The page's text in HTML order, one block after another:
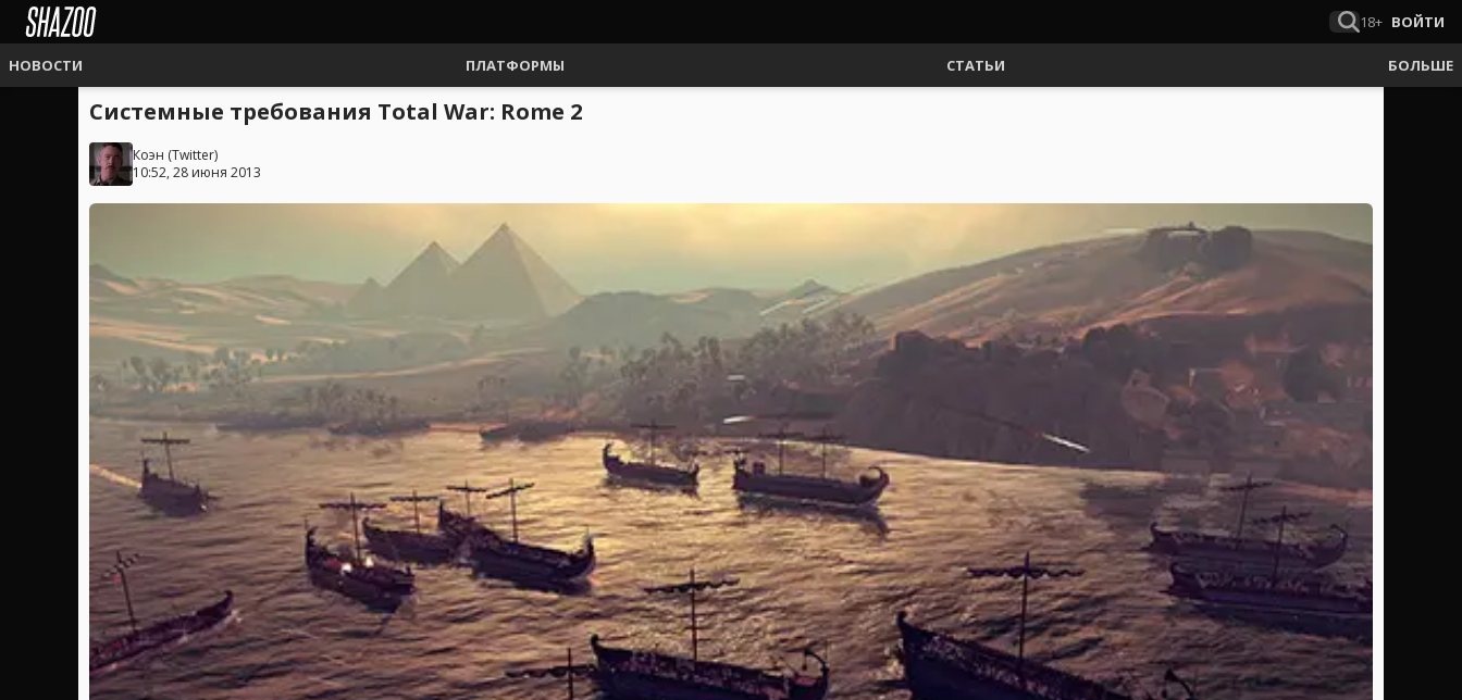
18+ ВОЙТИ
НОВОСТИ ПЛАТФОРМЫ СТАТЬИ БОЛЬШЕ
Системные требования Total War: Rome 2
Коэн (Twitter)
10:52, 28 июня 2013